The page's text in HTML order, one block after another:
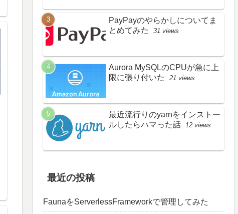
PayPayのやらかしについてま
とめてみた
31 views
Aurora MySQLのCPUが急に上
限に張り付いた
21 views
最近流行りのyarnをインストー
ルしたらハマった話
12 views
最近の投稿
FaunaをServerlessFrameworkで管理してみた